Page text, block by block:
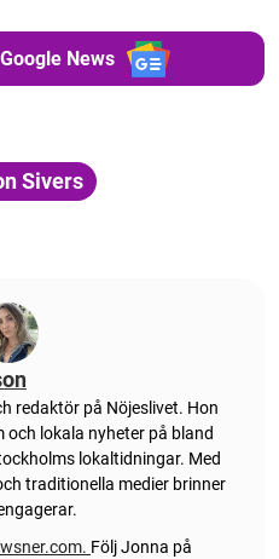
News
Sivers
redaktör på Nöjeslivet. Hon
lokala nyheter på bland
lokaltidningar. Med
traditionella medier brinner
. Följ Jonna på